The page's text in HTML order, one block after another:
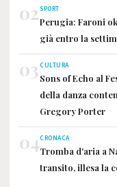
02SPORT
Perugia: Faroni
già entro la
03CULTURA
Sons of Echo al
della danza
Gregory Porter
04CRONACA
Tromba d'aria a
transito, illesa la